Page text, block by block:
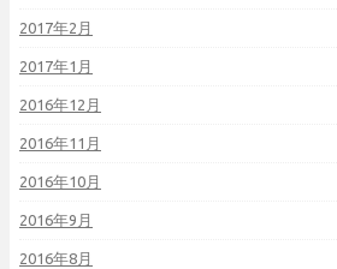
2017年2月
2017年1月
2016年12月
2016年11月
2016年10月
2016年9月
2016年8月